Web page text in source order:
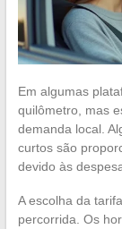
Em algumas
quilômetro, mas
demanda local.
curtos são
devido às
A escolha da
percorrida. Os